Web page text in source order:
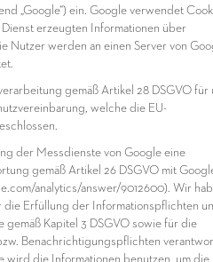
„Google“) ein. Google verwendet
erzeugten Informationen über
Nutzer werden an einen Server von
gemäß Artikel 28 DSGVO für
welche die EU-
der Messdienste von Google eine
gemäß Artikel 26 DSGVO mit
analytics/answer/9012600). Wir
die Erfüllung der Informationspflichten
Kapitel 3 DSGVO sowie für die
Benachrichtigungspflichten
wird die Informationen benutzen, um die